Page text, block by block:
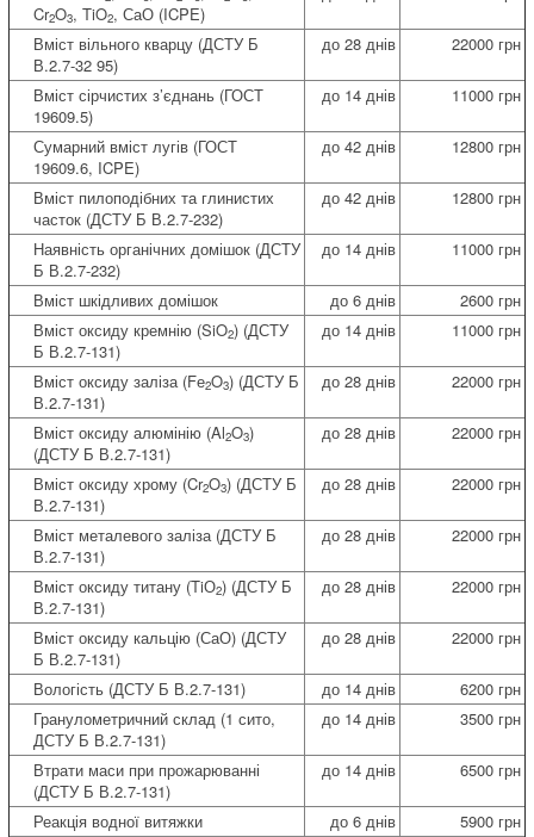
Cr2O3, TiO2, СаО (ICPE)
Вміст вільного кварцу (ДСТУ Б
В.2.7-32 95)
до 28 днів 22000 грн
Вміст сірчистих з’єднань (ГОСТ
19609.5)
до 14 днів 11000 грн
Сумарний вміст лугів (ГОСТ
19609.6, ICPE)
до 42 днів 12800 грн
Вміст пилоподібних та глинистих
часток (ДСТУ Б В.2.7-232)
до 42 днів 12800 грн
Наявність органічних домішок (ДСТУ
Б В.2.7-232)
до 14 днів 11000 грн
Вміст шкідливих домішок до 6 днів
2600 грн
Вміст оксиду кремнію (SiO2) (ДСТУ
Б В.2.7-131)
до 14 днів 11000 грн
Вміст оксиду заліза (Fе2O3) (ДСТУ Б
В.2.7-131)
до 28 днів 22000 грн
Вміст оксиду алюмінію (Al2O3)
(ДСТУ Б В.2.7-131)
до 28 днів 22000 грн
Вміст оксиду хрому (Cr2O3) (ДСТУ Б
В.2.7-131)
до 28 днів 22000 грн
Вміст металевого заліза (ДСТУ Б
В.2.7-131)
до 28 днів 22000 грн
Вміст оксиду титану (TiО2) (ДСТУ Б
В.2.7-131)
до 28 днів 22000 грн
Вміст оксиду кальцію (СаО) (ДСТУ
Б В.2.7-131)
до 28 днів 22000 грн
Вологість (ДСТУ Б В.2.7-131) до 14 днів
6200 грн
Гранулометричний склад (1 сито,
ДСТУ Б В.2.7-131)
до 14 днів 3500 грн
Втрати маси при прожарюванні
(ДСТУ Б В.2.7-131)
до 14 днів 6500 грн
Реакція водної витяжки до 6 днів
5900 грн